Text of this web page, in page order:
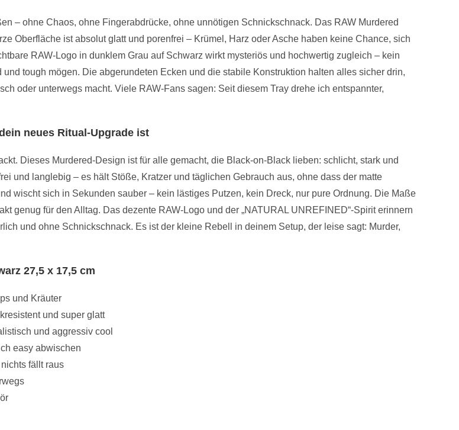
– ohne Chaos, ohne Fingerabdrücke, ohne unnötigen Schnickschnack. Das RAW Murdered
Oberfläche ist absolut glatt und porenfrei – Krümel, Harz oder Asche haben keine Chance, sich
RAW-Logo in dunklem Grau auf Schwarz wirkt mysteriös und hochwertig zugleich – kein
tough mögen. Die abgerundeten Ecken und die stabile Konstruktion halten alles sicher drin,
oder unterwegs macht. Viele RAW-Fans sagen: Seit diesem Tray drehe ich entspannter,
neues Ritual-Upgrade ist
Dieses Murdered-Design ist für alle gemacht, die Black-on-Black lieben: schlicht, stark und
und langlebig – es hält Stöße, Kratzer und täglichen Gebrauch aus, ohne dass der matte
wischt sich in Sekunden sauber – kein lästiges Putzen, kein Dreck, nur pure Ordnung. Die Maße
genug für den Alltag. Das dezente RAW-Logo und der „NATURAL UNREFINED“-Spirit erinnern
und ohne Schnickschnack. Es ist der kleine Rebell in deinem Setup, der leise sagt: Murder,
27,5 x 17,5 cm
und Kräuter
und super glatt
und aggressiv cool
easy abwischen
fällt raus